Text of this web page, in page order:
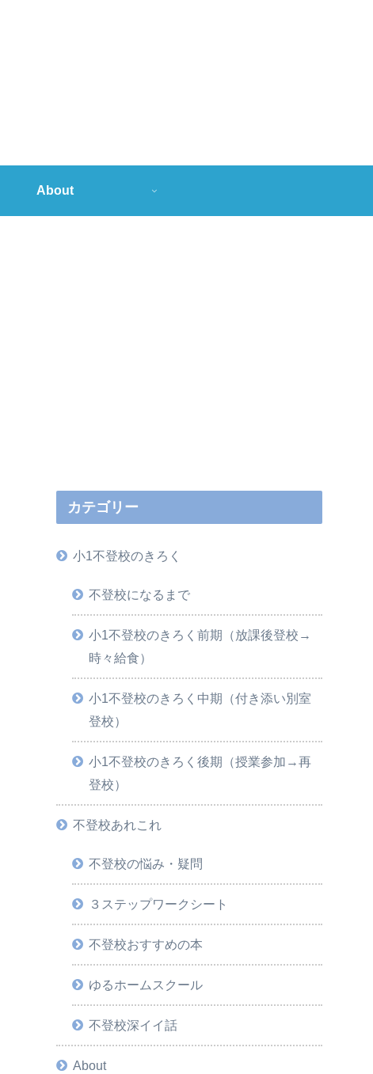
About
カテゴリー
小1不登校のきろく
不登校になるまで
小1不登校のきろく前期（放課後登校→
時々給食）
小1不登校のきろく中期（付き添い別室
登校）
小1不登校のきろく後期（授業参加→再
登校）
不登校あれこれ
不登校の悩み・疑問
３ステップワークシート
不登校おすすめの本
ゆるホームスクール
不登校深イイ話
About